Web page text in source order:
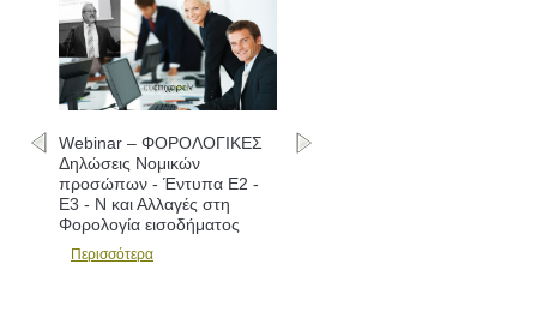
Webinar – ΦΟΡΟΛΟΓΙΚΕΣ
Δηλώσεις Νομικών
προσώπων - Έντυπα Ε2 -
Ε3 - Ν και Αλλαγές στη
Φορολογία εισοδήματος
Περισσότερα